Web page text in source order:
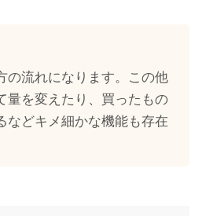
の流れになります。この他
量を変えたり、買ったもの
などキメ細かな機能も存在